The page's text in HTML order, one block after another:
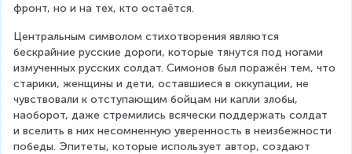
фронт, но и на тех, кто остаётся.
Центральным символом стихотворения являются
бескрайние русские дороги, которые тянутся под ногами
измученных русских солдат. Симонов был поражён тем, что
старики, женщины и дети, оставшиеся в оккупации, не
чувствовали к отступающим бойцам ни капли злобы,
наоборот, даже стремились всячески поддержать солдат
и вселить в них несомненную уверенность в неизбежности
победы. Эпитеты, которые использует автор, создают